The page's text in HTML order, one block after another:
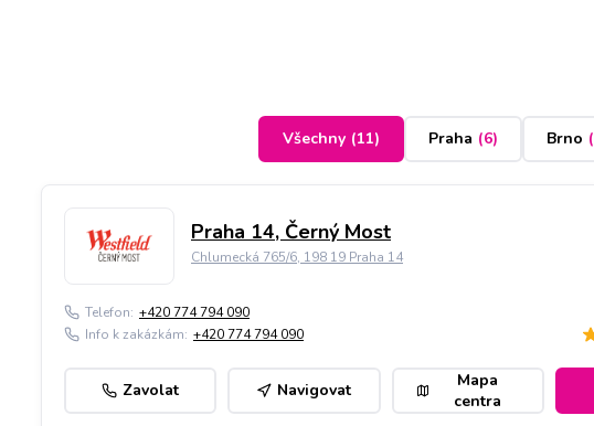
Všechny (11) Praha (6) Brno (
Praha 14, Černý Most
Chlumecká 765/6, 198 19 Praha 14
Telefon: +420 774 794 090
Info k zakázkám: +420 774 794 090
Zavolat Navigovat
Mapa
centra